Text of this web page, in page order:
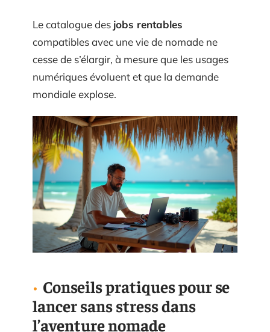
Le catalogue des jobs rentables
compatibles avec une vie de nomade ne
cesse de s’élargir, à mesure que les usages
numériques évoluent et que la demande
mondiale explose.
Conseils pratiques pour se
lancer sans stress dans
l’aventure nomade